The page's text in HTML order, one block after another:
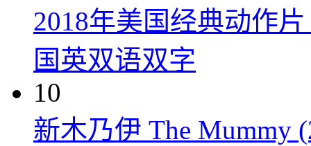
2018年美国经典动作
国英双语双字
10
新木乃伊 The Mummy